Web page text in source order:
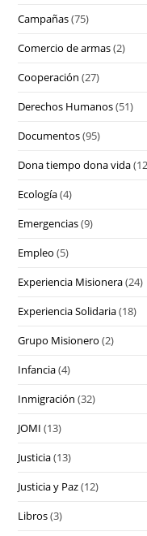
Campañas(75)
Comercio de armas(2)
Cooperación (27)
Derechos Humanos(51)
Documentos(95)
Dona tiempo dona vida
Ecología(4)
Emergencias(9)
Empleo (5)
Experiencia Misionera(24)
Experiencia Solidaria(18)
Grupo Misionero (2)
Infancia(4)
Inmigración (32)
JOMI (13)
Justicia(13)
Justicia y Paz(12)
Libros(3)